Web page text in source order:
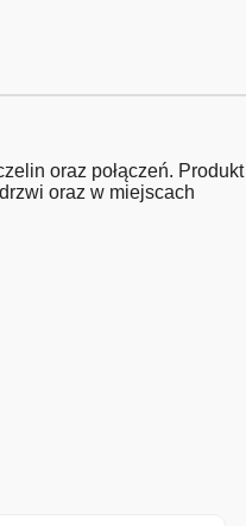
oraz połączeń. Produkt
oraz w miejscach